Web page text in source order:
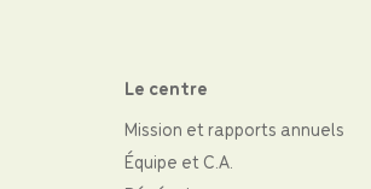
Le centre
Mission et rapports annuels
Équipe et C.A.